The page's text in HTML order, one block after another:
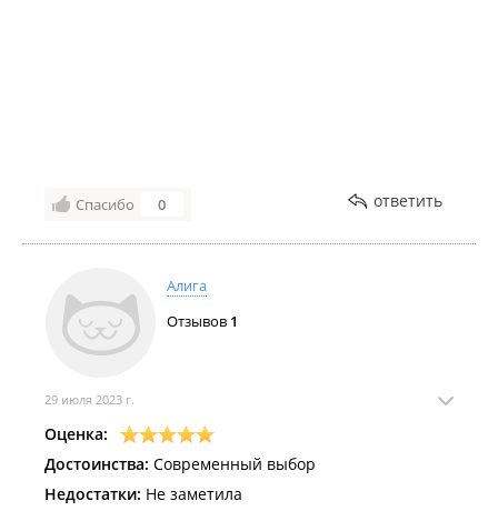
Спасибо 0 ответить
Алига
Отзывов 1
29 июля 2023 г.
Оценка:
Достоинства: Современный выбор
Недостатки: Не заметила